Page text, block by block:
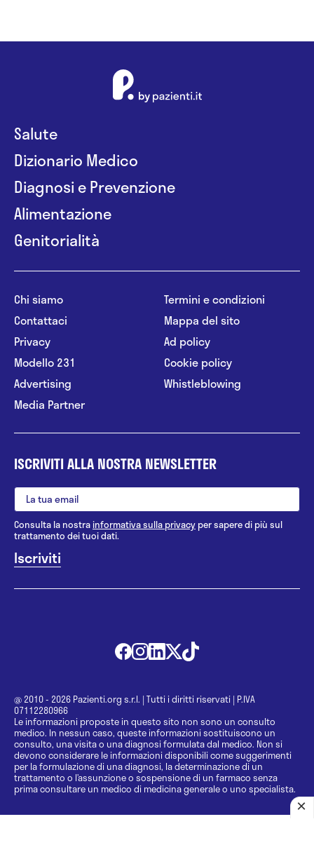
Salute
Dizionario Medico
Diagnosi e Prevenzione
Alimentazione
Genitorialità
Chi siamo
Contattaci
Privacy
Modello 231
Advertising
Media Partner
Termini e condizioni
Mappa del sito
Ad policy
Cookie policy
Whistleblowing
ISCRIVITI ALLA NOSTRA NEWSLETTER
Consulta la nostrainformativa sulla privacy per sapere di più sul
trattamento dei tuoi dati.
@ 2010 - 2026 Pazienti.org s.r.l. | Tutti i diritti riservati | P.IVA
07112280966
Le informazioni proposte in questo sito non sono un consulto
medico. In nessun caso, queste informazioni sostituiscono un
consulto, una visita o una diagnosi formulata dal medico. Non si
devono considerare le informazioni disponibili come suggerimenti
per la formulazione di una diagnosi, la determinazione di un
trattamento o l’assunzione o sospensione di un farmaco senza
prima consultare un medico di medicina generale o uno specialista.